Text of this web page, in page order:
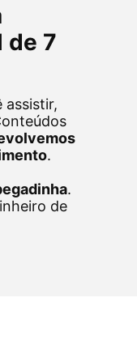
de 7
assistir,
.
.
de